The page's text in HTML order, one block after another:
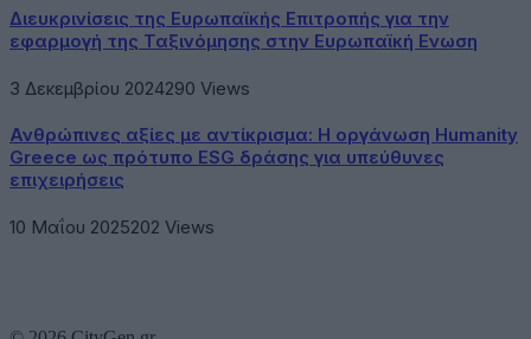
Διευκρινίσεις της Ευρωπαϊκής Επιτροπής για την
εφαρμογή της Ταξινόμησης στην Ευρωπαϊκή Ενωση
3 Δεκεμβρίου 2024290 Views
Ανθρώπινες αξίες με αντίκρισμα: Η οργάνωση Humanity
Greece ως πρότυπο ESG δράσης για υπεύθυνες
επιχειρήσεις
10 Μαΐου 2025202 Views